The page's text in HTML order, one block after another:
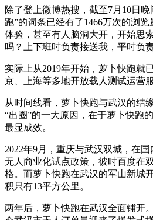
除了登上微博热搜，截至7月10日
跑”的词条已经有了1466万次的浏
体验，甚至有人脑洞大开，开始思
吗？上下班时负责接送我，平时负
实际上从2019年开始，萝卜快跑就
京、上海等多地开放载人测试运营服
从时间线看，萝卜快跑与武汉的结
“出圈”的一大原因，在于萝卜快跑
最显成效。
2022年9月，重庆与武汉双城，在
无人商业化试点政策，彼时百度在
格。而萝卜快跑在武汉的军山新城
积只有13平方公里。
两年后，萝卜快跑在武汉全面铺开